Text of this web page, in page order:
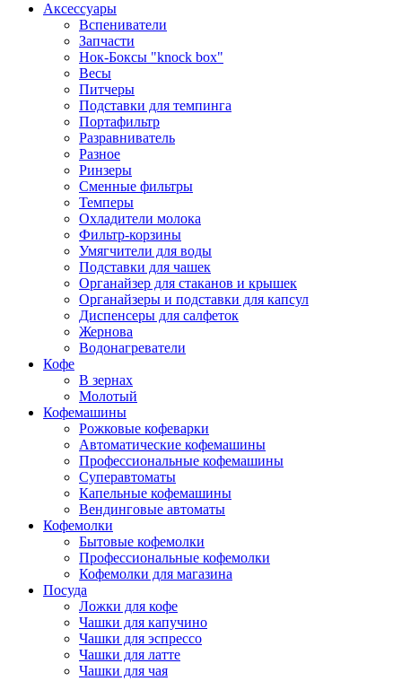
Аксессуары
Вспениватели
Запчасти
Нок-Боксы "knock box"
Весы
Питчеры
Подставки для темпинга
Портафильтр
Разравниватель
Разное
Ринзеры
Сменные фильтры
Темперы
Охладители молока
Фильтр-корзины
Умягчители для воды
Подставки для чашек
Органайзер для стаканов и крышек
Органайзеры и подставки для капсул
Диспенсеры для салфеток
Жернова
Водонагреватели
Кофе
В зернах
Молотый
Кофемашины
Рожковые кофеварки
Автоматические кофемашины
Профессиональные кофемашины
Суперавтоматы
Капельные кофемашины
Вендинговые автоматы
Кофемолки
Бытовые кофемолки
Профессиональные кофемолки
Кофемолки для магазина
Посуда
Ложки для кофе
Чашки для капучино
Чашки для эспрессо
Чашки для латте
Чашки для чая